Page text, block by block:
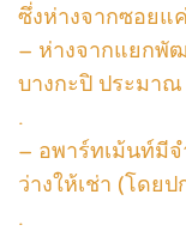
ซึ่งห่างจากซอยแ
– ห่างจากแยกพั
บางกะปิ ประมาณ
.
– อพาร์ทเม้นท์มี
ว่างให้เช่า (โดย
.